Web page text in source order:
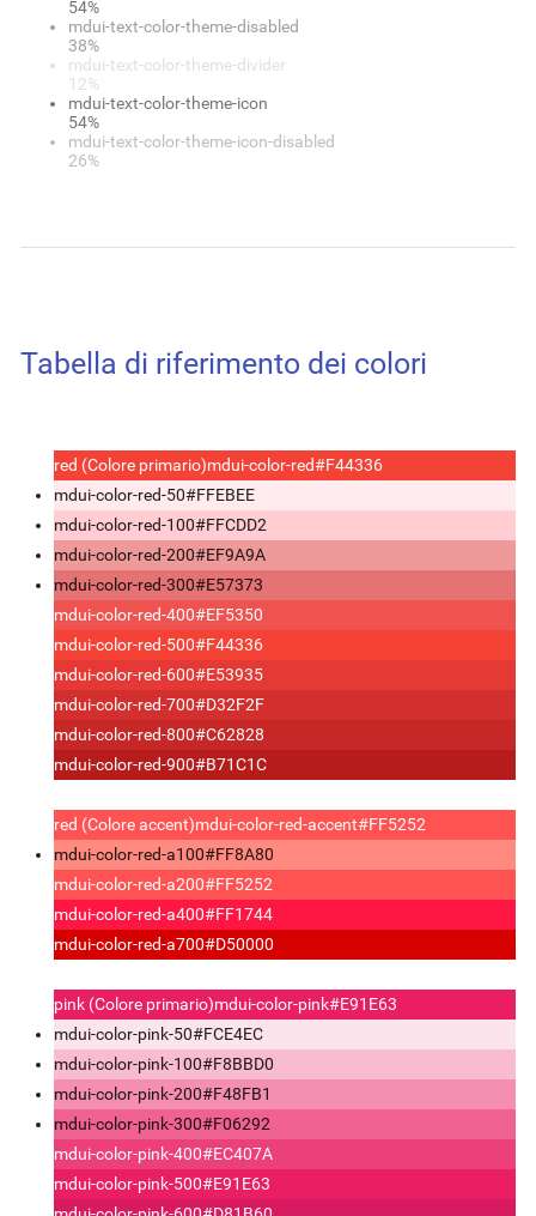
54%
mdui-text-color-theme-disabled
38%
mdui-text-color-theme-divider
12%
mdui-text-color-theme-icon
54%
mdui-text-color-theme-icon-disabled
26%
Tabella di riferimento dei colori
red (Colore primario)mdui-color-red#F44336
mdui-color-red-50#FFEBEE
mdui-color-red-100#FFCDD2
mdui-color-red-200#EF9A9A
mdui-color-red-300#E57373
mdui-color-red-400#EF5350
mdui-color-red-500#F44336
mdui-color-red-600#E53935
mdui-color-red-700#D32F2F
mdui-color-red-800#C62828
mdui-color-red-900#B71C1C
red (Colore accent)mdui-color-red-accent#FF5252
mdui-color-red-a100#FF8A80
mdui-color-red-a200#FF5252
mdui-color-red-a400#FF1744
mdui-color-red-a700#D50000
pink (Colore primario)mdui-color-pink#E91E63
mdui-color-pink-50#FCE4EC
mdui-color-pink-100#F8BBD0
mdui-color-pink-200#F48FB1
mdui-color-pink-300#F06292
mdui-color-pink-400#EC407A
mdui-color-pink-500#E91E63